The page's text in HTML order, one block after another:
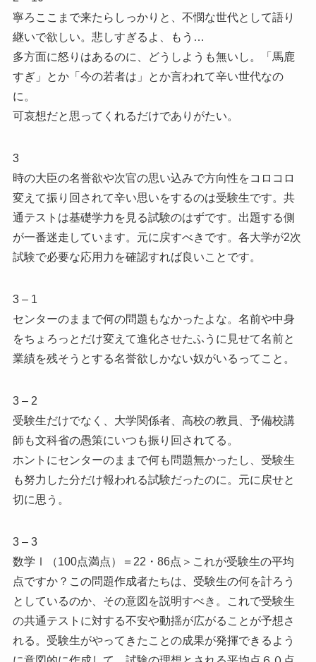
寧ろここまで来たらしっかりと、不憫な世代として語り
継いで欲しい。悲しすぎるよ、もう…
多方面に怒りはあるのに、どうしようも無いし。「馬鹿
すぎ」とか「今の若者は」とか言われて辛い世代なの
に。
可哀想だと思ってくれるだけでありがたい。
3
時の大臣の名誉欲や次官の思い込みで方向性をコロコロ
変えて振り回されて辛い思いをするのは受験生です。共
通テストは基礎学力を見る試験のはずです。出題する側
が一番迷走しています。元に戻すべきです。各大学が2次
試験で必要な応用力を確認すれば良いことです。
3 – 1
センターのままで何の問題もなかったよな。名前や中身
をちょろっとだけ変えて進化させたふうに見せて名前と
業績を残そうとする名誉欲しかない奴がいるってこと。
3 – 2
受験生だけでなく、大学関係者、高校の教員、予備校講
師も文科省の愚策にいつも振り回されてる。
ホントにセンターのままで何も問題無かったし、受験生
も努力した分だけ報われる試験だったのに。元に戻せと
切に思う。
3 – 3
数学Ⅰ（100点満点）＝22・86点＞これが受験生の平均
点ですか？この問題作成者たちは、受験生の何を計ろう
としているのか、その意図を説明すべき。これで受験生
の共通テストに対する不安や動揺が広がることが予想さ
れる。受験生がやってきたことの成果が発揮できるよう